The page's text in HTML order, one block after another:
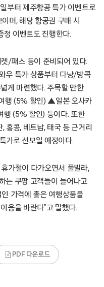
부터 제주항공 특가 이벤트로
며, 해당 항공권 구매 시
정 이벤트도 진행한다.
/패스 등이 준비되어 있다.
우 특가 상품부터 다낭/방콕
게 마련했다. 주목할 만한
행 (5% 할인) ▲일본 오사카
(5% 할인) 등이다. 또한
홍콩, 베트남, 태국 등 근거리
가로 선보일 예정이다.
가철이 다가오면서 풀빌라,
는 쿠팡 고객들이 늘어나고
가격에 좋은 여행상품을
용을 바란다”고 말했다.
PDF 다운로드